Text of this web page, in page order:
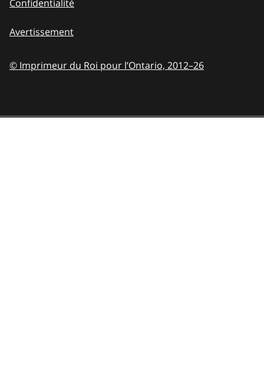
Confidentialité
Avertissement
© Imprimeur du Roi pour l’Ontario, 2012–26